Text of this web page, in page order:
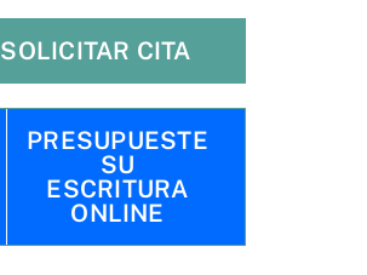
SOLICITAR CITA
PRESUPUESTE
SU
ESCRITURA
ONLINE